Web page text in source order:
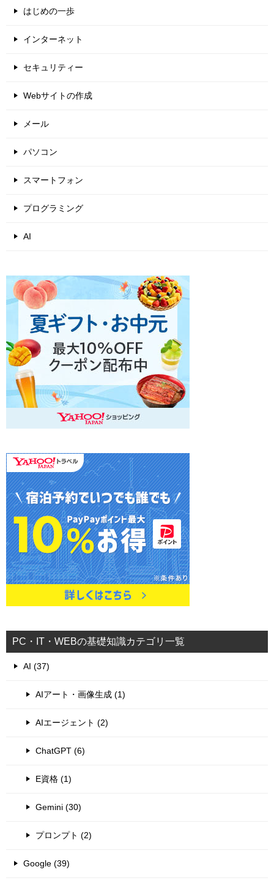
はじめの一歩
インターネット
セキュリティー
Webサイトの作成
メール
パソコン
スマートフォン
プログラミング
AI
PC・IT・WEBの基礎知識カテゴリ一覧
AI (37)
AIアート・画像生成 (1)
AIエージェント (2)
ChatGPT (6)
E資格 (1)
Gemini (30)
プロンプト (2)
Google (39)